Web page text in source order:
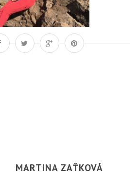
MARTINA ZAŤKOVÁ